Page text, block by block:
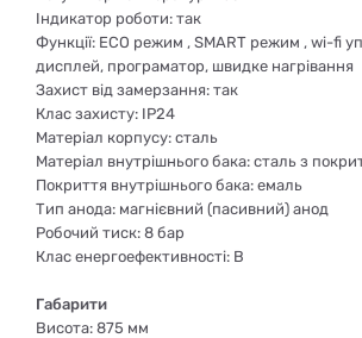
Індикатор роботи: так
Функції: ECO режим , SMART режим , wi-fi
дисплей, програматор, швидке нагрівання
Захист від замерзання: так
Клас захисту: IP24
Матеріал корпусу: сталь
Матеріал внутрішнього бака: сталь з
Покриття внутрішнього бака: емаль
Тип анода: магнієвний (пасивний) анод
Робочий тиск: 8 бар
Клас енергоефективності: В
Габарити
Висота: 875 мм